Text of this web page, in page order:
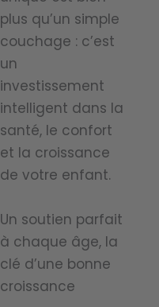
hygiéni
que
e,
contrib
uant à
mainte
environ
nemen
t de
maxim
ale
grâce
à sa
techno
logie
avanc
ée.
Naturel
lement
antiba
idéale toute la
nuit, que vous
avoir trop
ou trop froid.
Idéal pour…
pour les
personnes
sensibles aux
variations de
plus qu’un simple
couchage : c’est
un
investissement
intelligent dans la
santé, le confort
et la croissance
de votre enfant.
Un soutien parfait
à chaque âge, la
clé d’une bonne
croissance